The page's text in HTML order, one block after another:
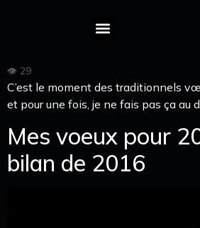
C’est le moment des traditionnels
et pour une fois, je ne fais pas ça au
Mes voeux pour
bilan de 2016